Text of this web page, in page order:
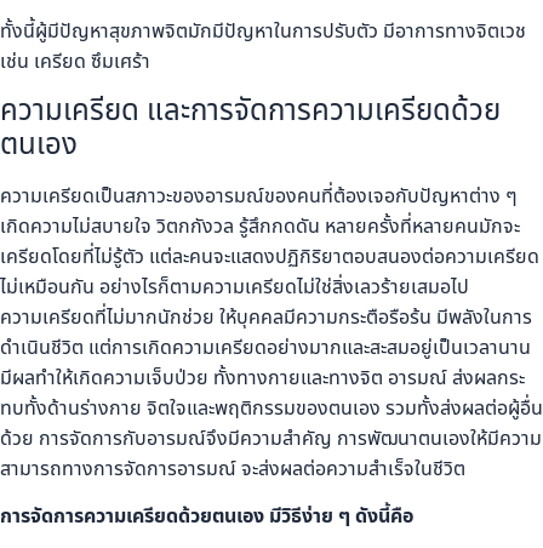
ทั้งนี้ผู้มีปัญหาสุขภาพจิตมักมีปัญหาในการปรับตัว มีอาการทางจิตเวช
เช่น เครียด ซึมเศร้า
ความเครียด และการจัดการความเครียดด้วย
ตนเอง
ความเครียดเป็นสภาวะของอารมณ์ของคนที่ต้องเจอกับปัญหาต่าง ๆ
เกิดความไม่สบายใจ วิตกกังวล รู้สึกกดดัน หลายครั้งที่หลายคนมักจะ
เครียดโดยที่ไม่รู้ตัว แต่ละคนจะแสดงปฏิกิริยาตอบสนองต่อความเครียด
ไม่เหมือนกัน อย่างไรก็ตามความเครียดไม่ใช่สิ่งเลวร้ายเสมอไป
ความเครียดที่ไม่มากนักช่วย ให้บุคคลมีความกระตือรือร้น มีพลังในการ
ดำเนินชีวิต แต่การเกิดความเครียดอย่างมากและสะสมอยู่เป็นเวลานาน
มีผลทำให้เกิดความเจ็บป่วย ทั้งทางกายและทางจิต อารมณ์ ส่งผลกระ
ทบทั้งด้านร่างกาย จิตใจและพฤติกรรมของตนเอง รวมทั้งส่งผลต่อผู้อื่น
ด้วย การจัดการกับอารมณ์จึงมีความสำคัญ การพัฒนาตนเองให้มีความ
สามารถทางการจัดการอารมณ์ จะส่งผลต่อความสำเร็จในชีวิต
การจัดการความเครียดด้วยตนเอง มีวิธีง่าย ๆ ดังนี้คือ